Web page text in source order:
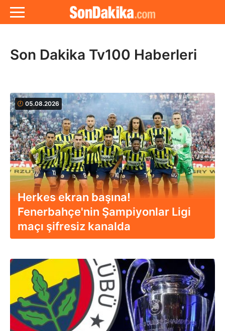
Son Dakika Tv100 Haberleri
05.08.2026
Herkes ekran başına!
Fenerbahçe'nin Şampiyonlar Ligi
maçı şifresiz kanalda
07.07.2026